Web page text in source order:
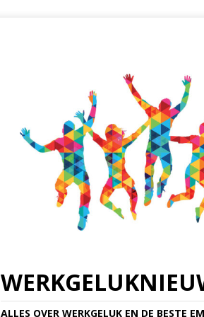
ALLES OVER WERKGELUK EN DE BESTE